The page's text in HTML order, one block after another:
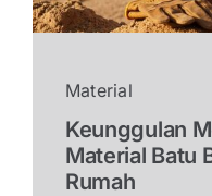
Material
Keunggulan
Material Batu
Rumah